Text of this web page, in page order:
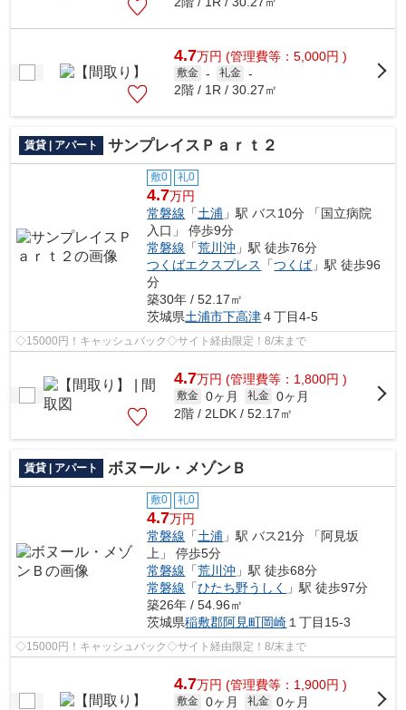
4.7万円 (管理費等：5,000円 )
敷金 - 礼金 -
2階 / 1R / 30.27㎡
賃貸 | アパート サンプレイスＰａｒｔ２
敷0 礼0
4.7万円
常磐線 「土浦 」駅 バス10分 「国立病院
入口」 停歩9分
常磐線 「荒川沖 」駅 徒歩76分
つくばエクスプレス
「つくば」駅 徒歩96
分
築30年 / 52.17㎡
茨城県土浦市下高津４丁目4-5
◇15000円！キャッシュバック◇サイト経由限定！8/末まで
4.7万円 (管理費等：1,800円 )
敷金 0ヶ月 礼金 0ヶ月
2階 / 2LDK / 52.17㎡
賃貸 | アパート ボヌール・メゾンＢ
敷0 礼0
4.7万円
常磐線 「土浦 」駅 バス21分 「阿見坂
上」 停歩5分
常磐線 「荒川沖 」駅 徒歩68分
常磐線 「ひたち野うしく
」駅 徒歩97分
築26年 / 54.96㎡
茨城県稲敷郡阿見町岡崎 １丁目15-3
◇15000円！キャッシュバック◇サイト経由限定！8/末まで
4.7万円 (管理費等：1,900円 )
敷金 0ヶ月 礼金 0ヶ月